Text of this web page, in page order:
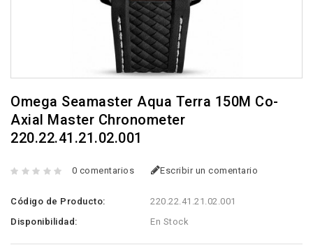
Omega Seamaster Aqua Terra 150M Co-
Axial Master Chronometer
220.22.41.21.02.001
0 comentarios Escribir un comentario
Código de Producto:
220.22.41.21.02.001
Disponibilidad:
En Stock